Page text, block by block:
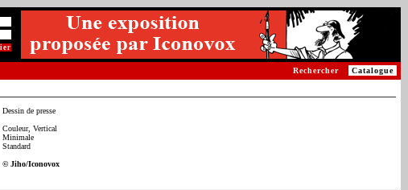
Catalogue
Rechercher
Dessin de presse
Couleur, Vertical
Minimale
Standard
© Jiho/Iconovox